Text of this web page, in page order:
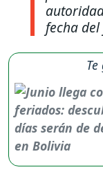
fecha